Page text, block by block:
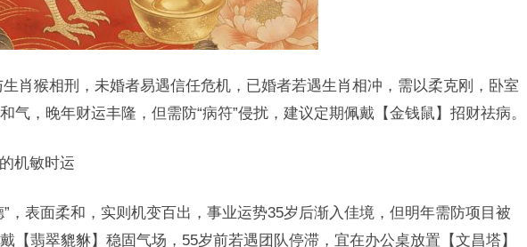
肖猴相刑，未婚者易遇信任危机，已婚者若遇生肖相冲，需以柔克刚，卧室
气，晚年财运丰隆，但需防“病符”侵扰，建议定期佩戴【金钱鼠】招财祛病。
机敏时运
”，表面柔和，实则机变百出，事业运势35岁后渐入佳境，但明年需防项目被
【翡翠貔貅】稳固气场，55岁前若遇团队停滞，宜在办公桌放置【文昌塔】